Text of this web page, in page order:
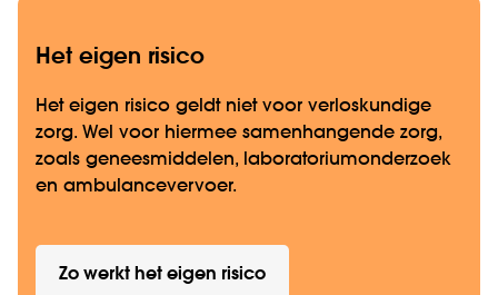
Het eigen risico
Het eigen risico geldt niet voor verloskundige
zorg. Wel voor hiermee samenhangende zorg,
zoals geneesmiddelen, laboratoriumonderzoek
en ambulancevervoer.
Zo werkt het eigen risico